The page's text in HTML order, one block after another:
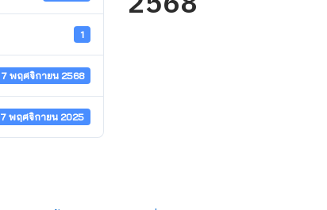
1
7 พฤศจิกายน 2568
7 พฤศจิกายน 2025